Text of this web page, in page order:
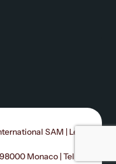
SAM | Le
Monaco | Tel: